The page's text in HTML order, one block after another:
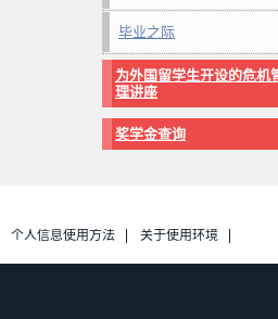
毕业之际
为外国留学生开设的危机
理讲座
奖学金查询
个人信息使用方法 关于使用环境